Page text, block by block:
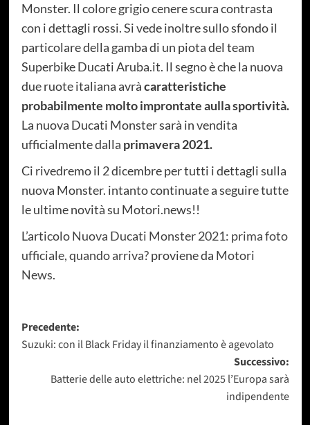
Monster. Il colore grigio cenere scura contrasta
con i dettagli rossi. Si vede inoltre sullo sfondo il
particolare della gamba di un piota del team
Superbike Ducati Aruba.it. Il segno è che la nuova
due ruote italiana avràcaratteristiche
probabilmente molto improntate aulla sportività.
La nuova Ducati Monster sarà in vendita
ufficialmente dalla primavera 2021.
Ci rivedremo il 2 dicembre per tutti i dettagli sulla
nuova Monster. intanto continuate a seguire tutte
le ultime novità su Motori.news!!
L’articoloNuova Ducati Monster 2021: prima foto
ufficiale, quando arriva?proviene da Motori
News.
Navigazione
articolo
Precedente:
Suzuki: con il Black Friday il finanziamento è agevolato
Successivo:
Batterie delle auto elettriche: nel 2025 l’Europa sarà
indipendente